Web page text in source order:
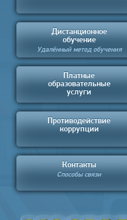
Дистанционное
обучение
Удалённый метод обучения
Платные
образовательные
услуги
Противодействие
коррупции
Контакты
Способы связи